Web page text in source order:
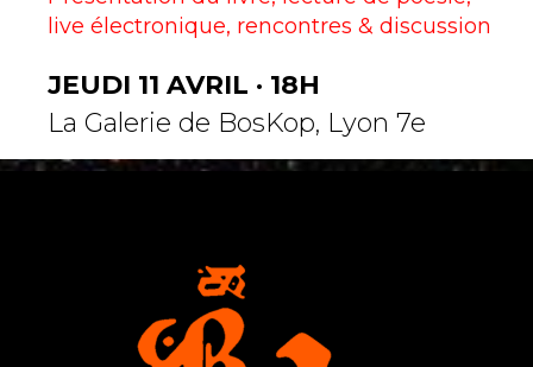
live électronique, rencontres & discussion
JEUDI 11 AVRIL · 18H
La Galerie de BosKop, Lyon 7e